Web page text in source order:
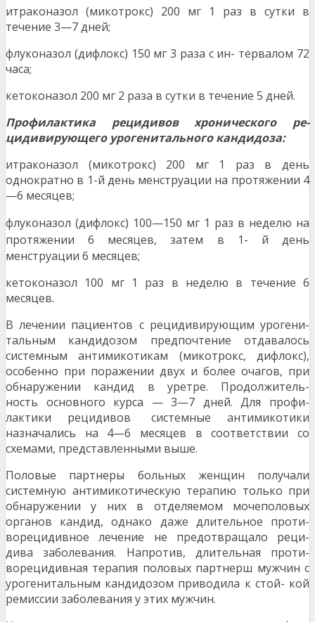
итраконазол (микотрокс) 200 мг 1 раз в сутки в
течение 3—7 дней;
флуконазол (дифлокс) 150 мг 3 раза с ин- тервалом 72
часа;
кетоконазол 200 мг 2 раза в сутки в течение 5 дней.
Профилактика рецидивов хронического ре-
цидивирующего урогенитального кандидоза:
итраконазол (микотрокс) 200 мг 1 раз в день
однократно в 1-й день менструации на протяжении 4
—6 месяцев;
флуконазол (дифлокс) 100—150 мг 1 раз в неделю на
протяжении 6 месяцев, затем в 1- й день
менструации 6 месяцев;
кетоконазол 100 мг 1 раз в неделю в течение 6
месяцев.
В лечении пациентов с рецидивирующим урогени-
тальным кандидозом предпочтение отдавалось
системным антимикотикам (микотрокс, дифлокс),
особенно при поражении двух и более очагов, при
обнаружении кандид в уретре. Продолжитель-
ность основного курса — 3—7 дней. Для профи-
лактики рецидивов системные антимикотики
назначались на 4—6 месяцев в соответствии со
схемами, представленными выше.
Половые партнеры больных женщин получали
системную антимикотическую терапию только при
обнаружении у них в отделяемом мочеполовых
органов кандид, однако даже длительное проти-
ворецидивное лечение не предотвращало реци-
дива заболевания. Напротив, длительная проти-
ворецидивная терапия половых партнерш мужчин с
урогенитальным кандидозом приводила к стой- кой
ремиссии заболевания у этих мужчин.